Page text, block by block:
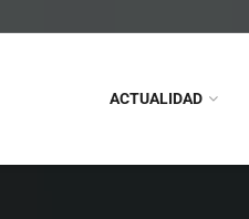
ACTUALIDAD